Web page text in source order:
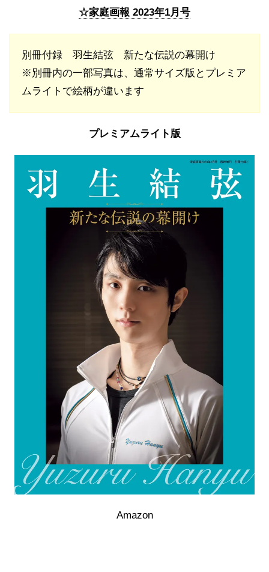
☆家庭画報 2023年1月号
別冊付録 羽生結弦 新たな伝説の幕開け
※別冊内の一部写真は、通常サイズ版とプレミア
ムライトで絵柄が違います
プレミアムライト版
Amazon